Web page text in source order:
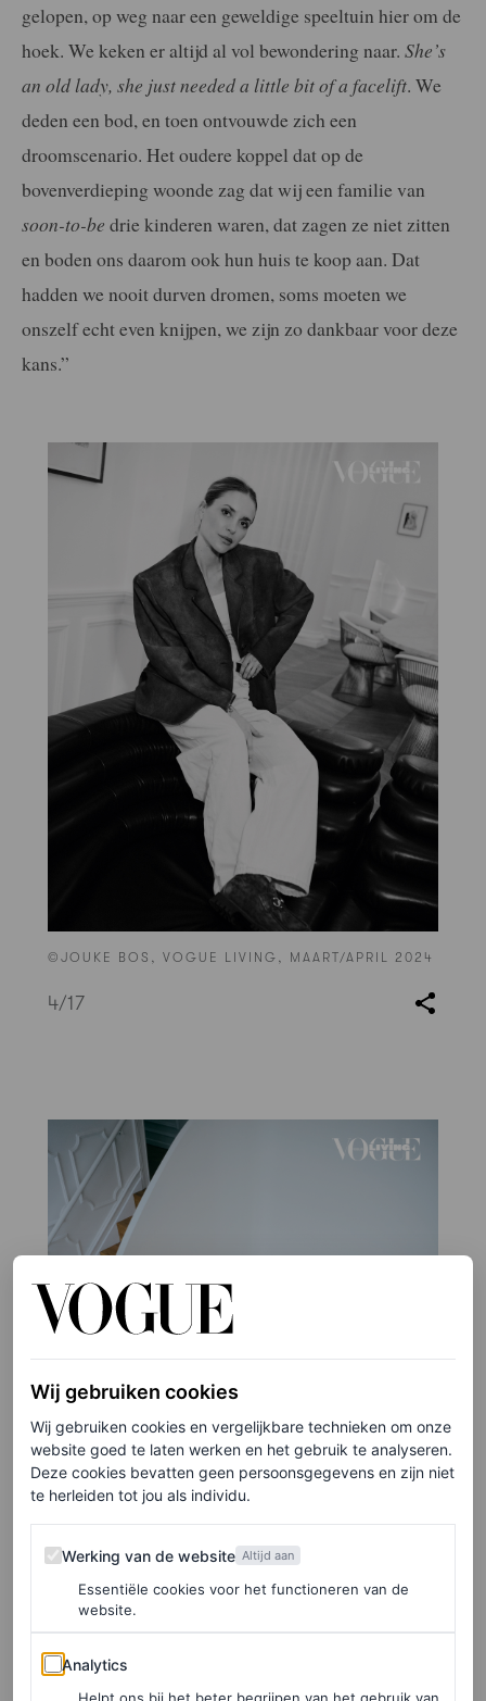
gelopen, op weg naar een geweldige speeltuin hier om de
hoek. We keken er altijd al vol bewondering naar. She’s
an old lady, she just needed a little bit of a facelift. We
deden een bod, en toen ontvouwde zich een
droomscenario. Het oudere koppel dat op de
bovenverdieping woonde zag dat wij een familie van
soon-to-be drie kinderen waren, dat zagen ze niet zitten
en boden ons daarom ook hun huis te koop aan. Dat
hadden we nooit durven dromen, soms moeten we
onszelf echt even knijpen, we zijn zo dankbaar voor deze
kans.”
©JOUKE BOS, VOGUE LIVING, MAART/APRIL 2024
4/17
©JOUKE BOS, VOGUE LIVING, MAART/APRIL 2024
5/17
Wij gebruiken cookies
Wij gebruiken cookies en vergelijkbare technieken om onze
website goed te laten werken en het gebruik te analyseren.
Deze cookies bevatten geen persoonsgegevens en zijn niet
te herleiden tot jou als individu.
Werking van de website
Werking van de website Altijd aan
Essentiële cookies voor het functioneren van de
website.
Analytics
Analytics